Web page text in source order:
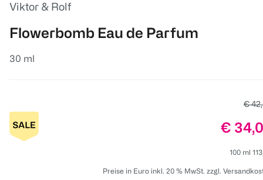
Viktor & Rolf
Flowerbomb Eau de Parfum
30 ml
€
Preis:
€
100 ml
Preise in Euro inkl. 20 % MwSt. zzgl.